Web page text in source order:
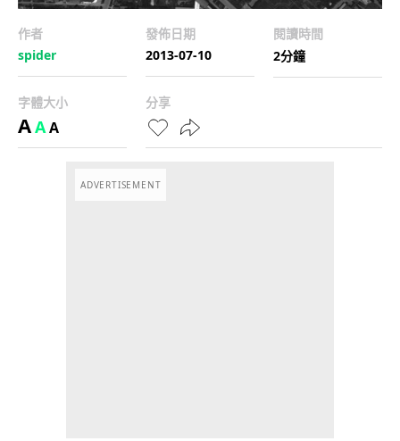
作者
spider
發佈日期
2013-07-10
閱讀時間
2分鐘
字體大小
AAA
分享
ADVERTISEMENT